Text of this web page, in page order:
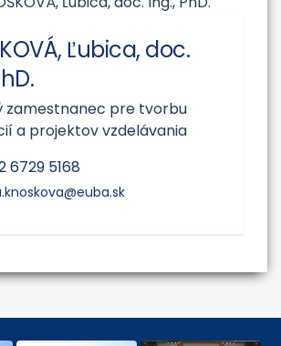
Ľubica, doc.
zamestnanec pre tvorbu
a projektov vzdelávania
6729 5168